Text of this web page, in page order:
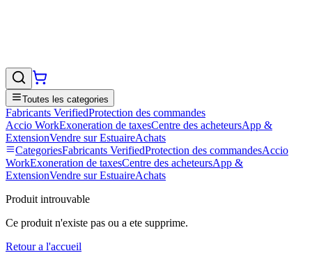
Toutes les categories
Fabricants VerifiedProtection des commandes
Accio WorkExoneration de taxesCentre des acheteursApp &
ExtensionVendre sur EstuaireAchats
CategoriesFabricants VerifiedProtection des commandesAccio
WorkExoneration de taxesCentre des acheteursApp &
ExtensionVendre sur EstuaireAchats
Produit introuvable
Ce produit n'existe pas ou a ete supprime.
Retour a l'accueil